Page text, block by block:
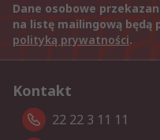
Dane osobowe
na listę mailingową będą
polityką prywatności.
Kontakt
22 22 3 11 11